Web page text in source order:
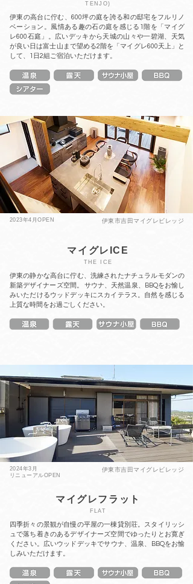
TENJO)
伊東の高台に佇む、600坪の庭を誇る和の邸宅をフルリノ
ベーション。風情ある趣の石の庭を感じる1階を「マイグ
レ600石庭」。広いデッキから天城の山々や一碧湖、天気
が良い日は富士山まで望める2階を「マイグレ600天上」と
して、1日2組ご宿泊いただけます。
2023年4月OPEN 伊東市吉田マイグレビレッジ
マイグレICE
THE ICE
伊東の静かな高台に佇む、洗練されたナチュラルモダンの
新築デザイナーズ空間。 サウナ、天然温泉、BBQをお愉し
みいただけるウッドデッキにスカイテラス。自然を感じる
上質な時間をお過ごしください。
2024年3月
リニューアルOPEN
伊東市吉田マイグレビレッジ
マイグレフラット
FLAT
四季折々の景観が自慢の平屋の一棟貸別荘。スタイリッシ
ュで落ち着きのあるデザイナーズ空間でゆったりとお寛ぎ
ください。広いウッドデッキでサウナ、温泉、BBQをお愉
しみいただけます。